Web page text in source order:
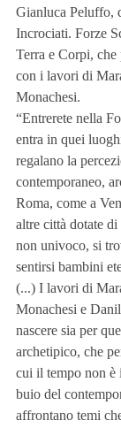
Gianluca Peluffo,
Incrociati. Forze
Terra e Corpi,
con i lavori di
Monachesi.
“Entrerete nella
entra in quei
regalano la
contemporaneo,
Roma, come a
altre città dotate
non univoco, si
sentirsi bambini
(...) I lavori di
Monachesi e
nascere sia per
archetipico, che
cui il tempo non è
buio del
affrontano temi